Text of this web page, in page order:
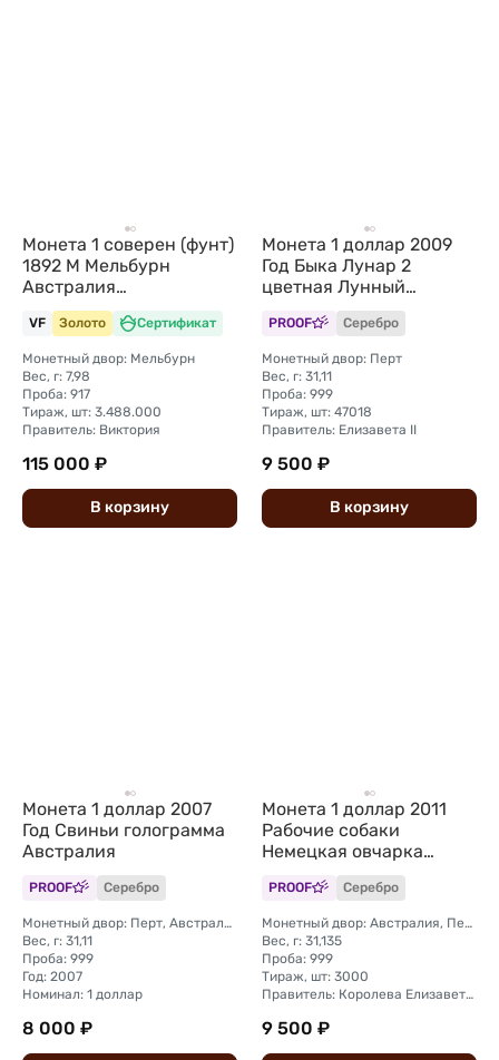
Монета 1 соверен (фунт)
1892 M Мельбурн
Австралия
Великобритания
VF Золото Сертификат
Монетный двор: Мельбурн
Вес, г: 7,98
Проба: 917
Тираж, шт: 3.488.000
Правитель: Виктория
115 000 ₽
В корзину
Монета 1 доллар 2009
Год Быка Лунар 2
цветная Лунный
календарь Австралия
PROOF Серебро
Монетный двор: Перт
Вес, г: 31,11
Проба: 999
Тираж, шт: 47018
Правитель: Елизавета II
9 500 ₽
В корзину
Монета 1 доллар 2007
Год Свиньи голограмма
Австралия
PROOF Серебро
Монетный двор: Перт, Австралия
Вес, г: 31,11
Проба: 999
Год: 2007
Номинал: 1 доллар
8 000 ₽
Монета 1 доллар 2011
Рабочие собаки
Немецкая овчарка
PROOF Серебро
Монетный двор: Австралия, Перт
Вес, г: 31,135
Проба: 999
Тираж, шт: 3000
Правитель: Королева Елизавета II (1976 - 2024)
9 500 ₽